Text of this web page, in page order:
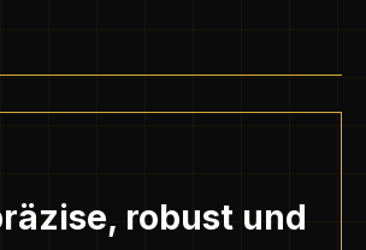
robust und